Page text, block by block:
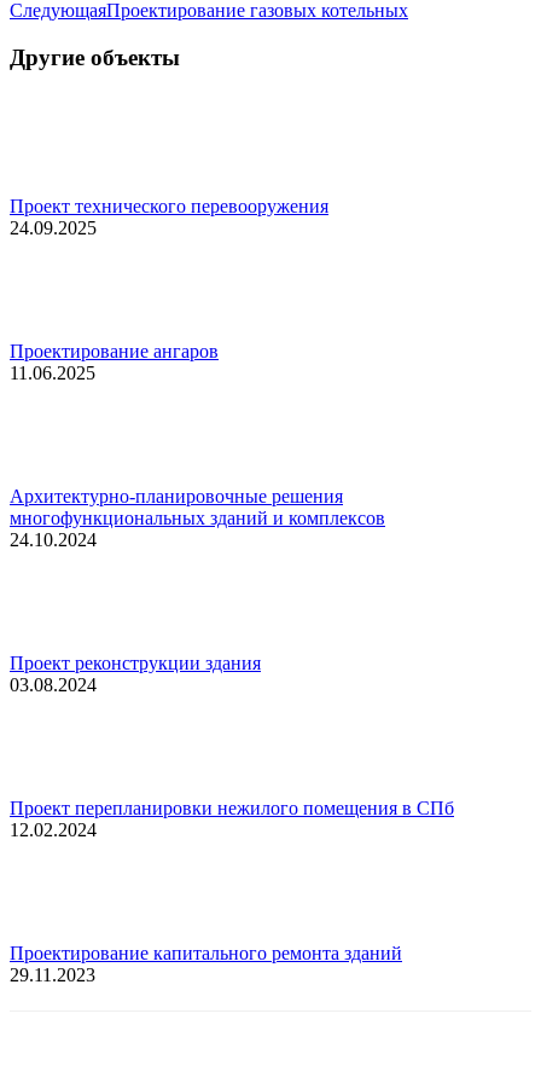
СледующаяСледующая
Проектирование газовых котельных
Другие объекты
Проект технического перевооружения
24.09.2025
Проектирование ангаров
11.06.2025
Архитектурно-планировочные решения
многофункциональных зданий и комплексов
24.10.2024
Проект реконструкции здания
03.08.2024
Проект перепланировки нежилого помещения в СПб
12.02.2024
Проектирование капитального ремонта зданий
29.11.2023